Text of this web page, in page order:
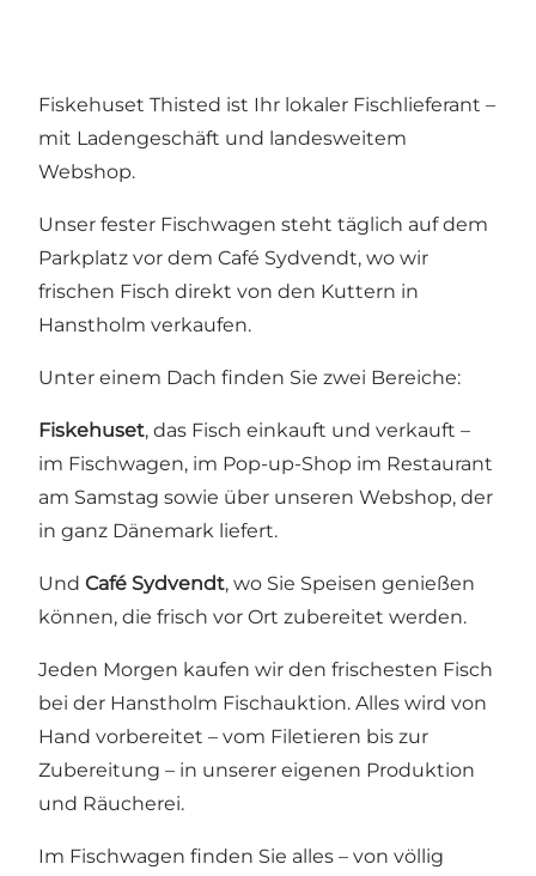
Fiskehuset Thisted ist Ihr lokaler Fischlieferant –
mit Ladengeschäft und landesweitem
Webshop.
Unser fester Fischwagen steht täglich auf dem
Parkplatz vor dem Café Sydvendt, wo wir
frischen Fisch direkt von den Kuttern in
Hanstholm verkaufen.
Unter einem Dach finden Sie zwei Bereiche:
Fiskehuset, das Fisch einkauft und verkauft –
im Fischwagen, im Pop-up-Shop im Restaurant
am Samstag sowie über unseren Webshop, der
in ganz Dänemark liefert.
Und Café Sydvendt, wo Sie Speisen genießen
können, die frisch vor Ort zubereitet werden.
Jeden Morgen kaufen wir den frischesten Fisch
bei der Hanstholm Fischauktion. Alles wird von
Hand vorbereitet – vom Filetieren bis zur
Zubereitung – in unserer eigenen Produktion
und Räucherei.
Im Fischwagen finden Sie alles – von völlig